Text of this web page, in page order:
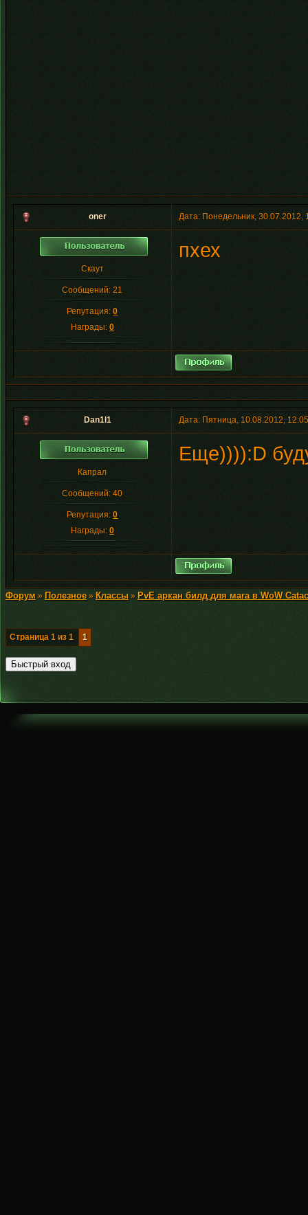
oner Дата: Понедельник,
Скаут
Сообщений:21
Репутация:0
Награды: 0
пхех
Dan1l1 Дата: Пятница, 10.08.2012,
Капрал
Сообщений:40
Репутация:0
Награды: 0
Еще)))):D
Форум » Полезное» Классы » PvE аркан билд для мага в WoW
Страница 1 из 1 1